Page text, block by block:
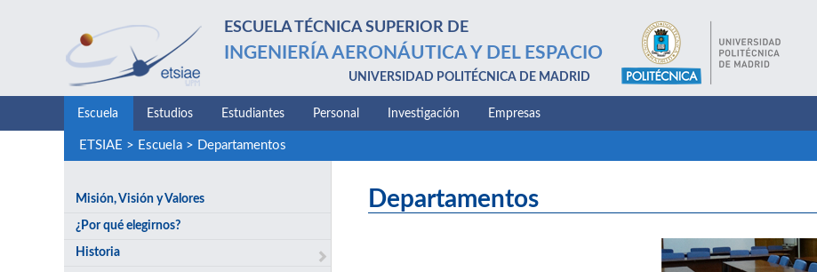
ESCUELA TÉCNICA SUPERIOR DE
INGENIERÍA AERONÁUTICA Y DEL ESPACIO
UNIVERSIDAD POLITÉCNICA DE MADRID
Escuela Estudios Estudiantes Personal Investigación Empresas
ETSIAE > Escuela> Departamentos
Misión, Visión y Valores
¿Por qué elegirnos?
Historia
Departamentos